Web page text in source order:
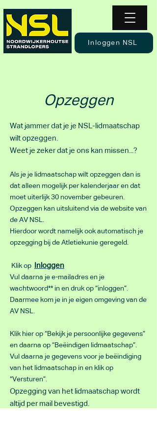
Inloggen NSL
Opzeggen
Wat jammer dat je je NSL-lidmaatschap
wilt opzeggen.
Weet je zeker dat je ons kan missen...?
Als je je lidmaatschap wilt opzeggen dan is
dat alleen mogelijk per kalenderjaar en dat
moet uiterlijk 30 november gebeuren.
Opzeggen kan uitsluitend via de website van
de AV NSL.
Hierdoor wordt namelijk ook automatisch je
opzegging bij de Atletiekunie geregeld.
Klik op Inloggen
Vul daarna je e-mailadres en je
wachtwoord** in en druk op “inloggen”.
Daarmee kom je in je eigen omgeving van de
AV NSL.
Klik hier op “Bekijk je persoonlijke gegevens”
en daarna op “Beëindigen lidmaatschap”.
Vul daarna je gegevens voor je beëindiging
van het lidmaatschap in en klik op
“Versturen”.
Opzegging van het lidmaatschap wordt
altijd per mail bevestigd.